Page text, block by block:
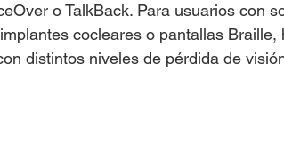
o TalkBack. Para usuarios con
cocleares o pantallas
distintos niveles de pérdida de